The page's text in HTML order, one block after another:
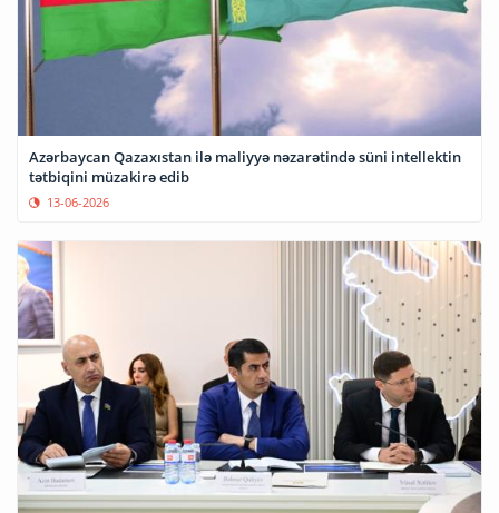
Azərbaycan Qazaxıstan ilə maliyyə nəzarətində süni intellektin
tətbiqini müzakirə edib
13-06-2026